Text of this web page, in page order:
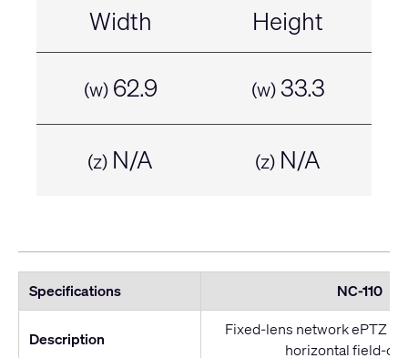
Width Height
(w) 62.9 (w)33.3
(z) N/A (z) N/A
Specifications NC-110
Description
Fixed-lens network ePTZ
horizontal field-